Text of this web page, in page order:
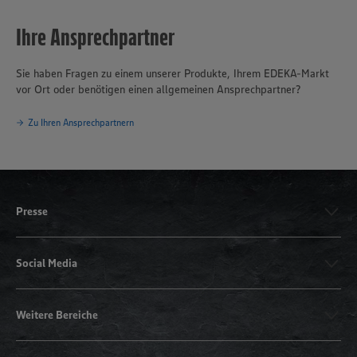
Ihre Ansprechpartner
Sie haben Fragen zu einem unserer Produkte, Ihrem EDEKA-Markt
vor Ort oder benötigen einen allgemeinen Ansprechpartner?
Zu Ihren Ansprechpartnern
Presse
Social Media
Weitere Bereiche